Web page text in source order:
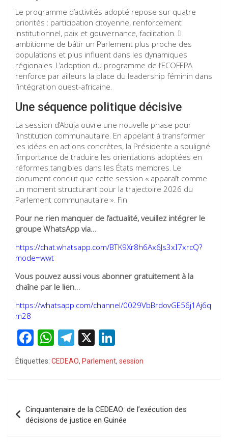
Le programme d’activités adopté repose sur quatre
priorités : participation citoyenne, renforcement
institutionnel, paix et gouvernance, facilitation. Il
ambitionne de bâtir un Parlement plus proche des
populations et plus influent dans les dynamiques
régionales. L’adoption du programme de l’ECOFEPA
renforce par ailleurs la place du leadership féminin dans
l’intégration ouest‑africaine.
Une séquence politique décisive
La session d’Abuja ouvre une nouvelle phase pour
l’institution communautaire. En appelant à transformer
les idées en actions concrètes, la Présidente a souligné
l’importance de traduire les orientations adoptées en
réformes tangibles dans les États membres. Le
document conclut que cette session « apparaît comme
un moment structurant pour la trajectoire 2026 du
Parlement communautaire ». Fin
Pour ne rien manquer de l’actualité, veuillez intégrer le
groupe WhatsApp via…
https://chat.whatsapp.com/BTK9Xr8h6Ax6Js3xI7xrcQ?
mode=wwt
Vous pouvez aussi vous abonner gratuitement à la
chaîne par le lien…
https://whatsapp.com/channel/0029VbBrdovGE56j1Aj6q
m28
F
a
ce
o
o
k
W
h
at
A
p
p
T
el
e
a
m
X
ke
n
Étiquettes: CEDEAO, Parlement, session
de
l’article
Cinquantenaire de la CEDEAO: de l’exécution des
décisions de justice en Guinée